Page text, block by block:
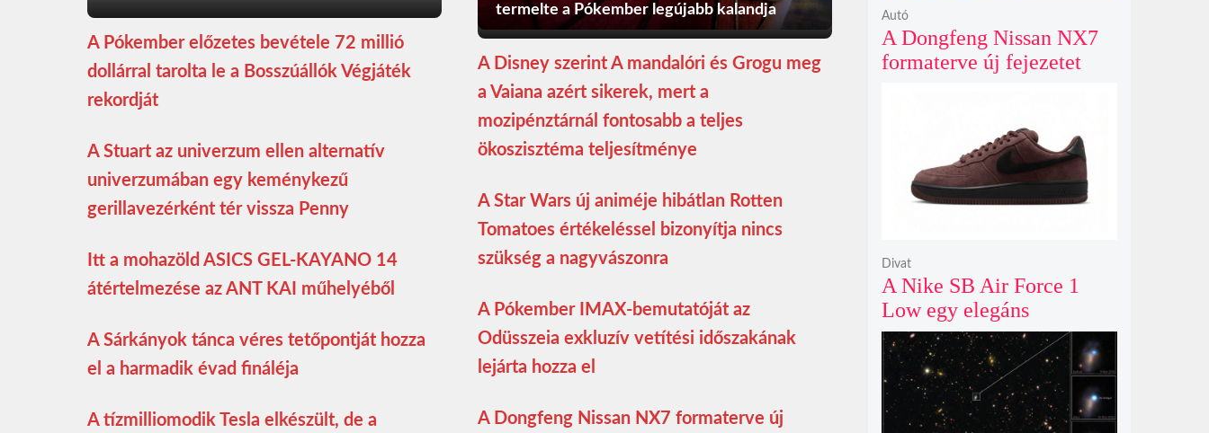
A Pókember előzetes bevétele 72 millió
dollárral tarolta le a Bosszúállók Végjáték
rekordját
A Stuart az univerzum ellen alternatív
univerzumában egy keménykezű
gerillavezérként tér vissza Penny
Itt a mohazöld ASICS GEL-KAYANO 14
átértelmezése az ANT KAI műhelyéből
A Sárkányok tánca véres tetőpontját hozza
el a harmadik évad fináléja
A tízmilliomodik Tesla elkészült, de a
termelte a Pókember legújabb kalandja
A Disney szerint A mandalóri és Grogu meg
a Vaiana azért sikerek, mert a
mozipénztárnál fontosabb a teljes
ökoszisztéma teljesítménye
A Star Wars új animéje hibátlan Rotten
Tomatoes értékeléssel bizonyítja nincs
szükség a nagyvászonra
A Pókember IMAX-bemutatóját az
Odüsszeia exkluzív vetítési időszakának
lejárta hozza el
A Dongfeng Nissan NX7 formaterve új
A Dongfeng Nissan NX7
formaterve új fejezetet
Autó
A Nike SB Air Force 1
Low egy elegáns
világosbarna
színváltozatban bukkant
fel újra
Divat